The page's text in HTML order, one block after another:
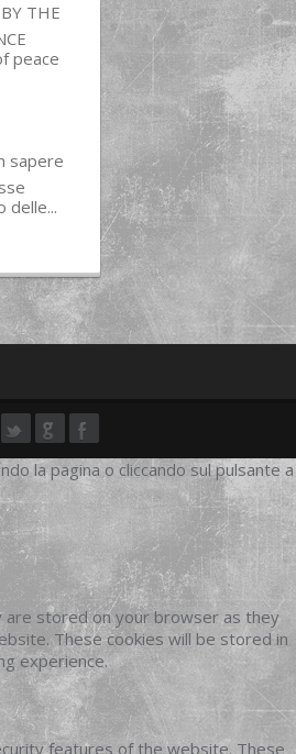
THE
peace
sapere
delle...
la pagina o cliccando sul pulsante a
are stored on your browser as they
These cookies will be stored in
experience.
features of the website. These